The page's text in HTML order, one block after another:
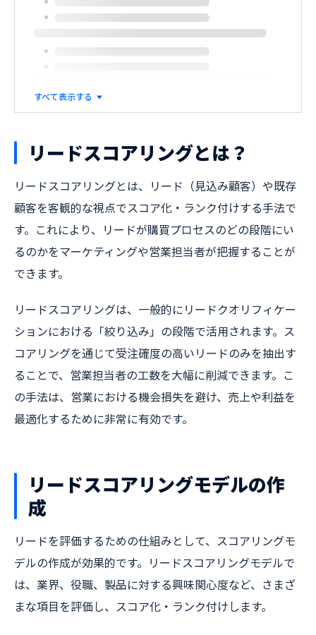
すべて表示する
リードスコアリングとは？
リードスコアリングとは、リード（見込み顧客）や既存
顧客を客観的な視点でスコア化・ランク付けする手法で
す。これにより、リードが購買プロセスのどの段階にい
るのかをマーケティングや営業担当者が把握することが
できます。
リードスコアリングは、一般的にリードクオリフィケー
ションにおける「絞り込み」の段階で活用されます。ス
コアリングを通じて受注確度の高いリードのみを抽出す
ることで、営業担当者の工数を大幅に削減できます。こ
の手法は、営業における機会損失を避け、売上や利益を
最適化するために非常に有効です。
リードスコアリングモデルの作
成
リードを評価するための仕組みとして、スコアリングモ
デルの作成が効果的です。リードスコアリングモデルで
は、業界、役職、製品に対する興味関心度など、さまざ
まな項目を評価し、スコア化・ランク付けします。